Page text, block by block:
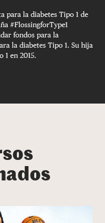
para la diabetes Tipo 1 de
#FlossingforType1
fondos para la
la diabetes Tipo 1. Su hija
1 en 2015.